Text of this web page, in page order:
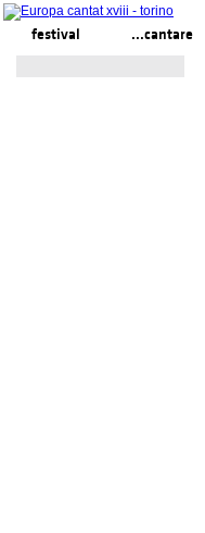
festival ...cantare